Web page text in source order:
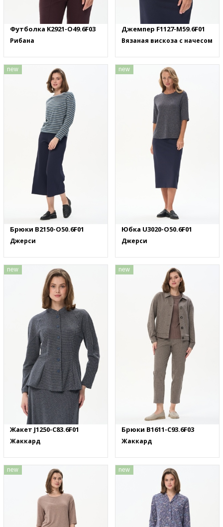
Футболка K2921-O49.6F03
Рибана
Джемпер F1127-M59.6F01
Вязаная вискоза с начесом
new
Брюки B2150-O50.6F01
Джерси
new
Юбка U3020-O50.6F01
Джерси
new
Жакет J1250-C83.6F01
Жаккард
new
Брюки B1611-C93.6F03
Жаккард
new new